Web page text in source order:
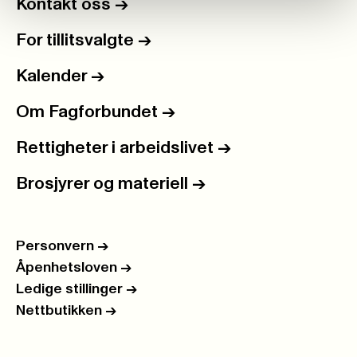
Kontakt oss ->
For tillitsvalgte ->
Kalender ->
Om Fagforbundet ->
Rettigheter i arbeidslivet ->
Brosjyrer og materiell ->
Personvern ->
Åpenhetsloven ->
Ledige stillinger ->
Nettbutikken ->